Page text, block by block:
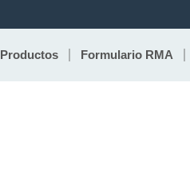
Productos Formulario RMA